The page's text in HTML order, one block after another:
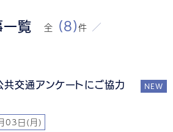
一覧 全 (8)件
共交通アンケートにご協力
NEW
03日(月)